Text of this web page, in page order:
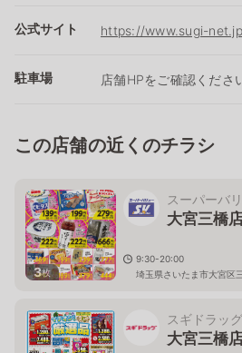
公式サイト https://www.sugi-
駐車場 店舗HPをご確認くださ
この店舗の近くのチラシ
3枚
スーパーバ
大宮三橋
9:30-20:00
埼玉県さいたま市大宮区
スギドラッグ
大宮三橋